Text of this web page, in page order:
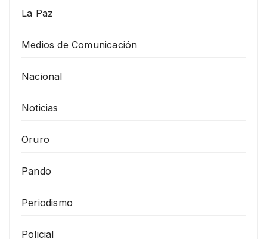
La Paz
Medios de Comunicación
Nacional
Noticias
Oruro
Pando
Periodismo
Policial